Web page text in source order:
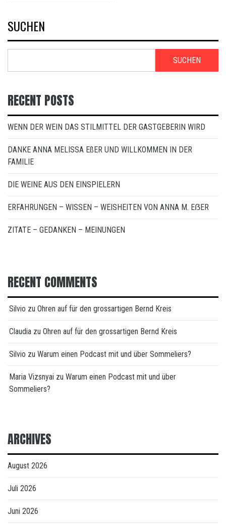
SUCHEN
SUCHEN
RECENT POSTS
WENN DER WEIN DAS STILMITTEL DER GASTGEBERIN WIRD
DANKE ANNA MELISSA EßER UND WILLKOMMEN IN DER
FAMILIE
DIE WEINE AUS DEN EINSPIELERN
ERFAHRUNGEN – WISSEN – WEISHEITEN VON ANNA M. EẞER
ZITATE – GEDANKEN – MEINUNGEN
RECENT COMMENTS
Silvio zu Ohren auf für den grossartigen Bernd Kreis
Claudia zu Ohren auf für den grossartigen Bernd Kreis
Silvio zu Warum einen Podcast mit und über Sommeliers?
Maria Vizsnyai zu Warum einen Podcast mit und über
Sommeliers?
ARCHIVES
August 2026
Juli 2026
Juni 2026